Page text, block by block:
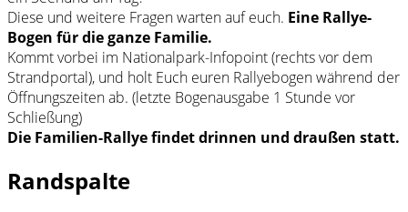
Diese und weitere Fragen warten auf euch. Eine Rallye-
Bogen für die ganze Familie.
Kommt vorbei im Nationalpark-Infopoint (rechts vor dem
Strandportal), und holt Euch euren Rallyebogen während der
Öffnungszeiten ab. (letzte Bogenausgabe 1 Stunde vor
Schließung)
Die Familien-Rallye findet drinnen und draußen statt.
Randspalte